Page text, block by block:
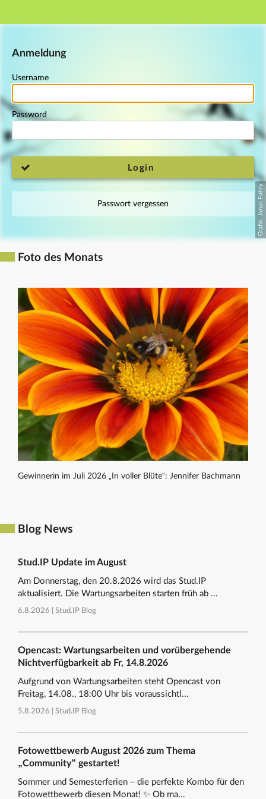
Main navigation
Anmeldung
Username
Password
Login
Passwort vergessen
Foto des Monats
Gewinnerin im Juli 2026 „In voller Blüte“: Jennifer Bachmann
Blog News
Stud.IP Update im August
Am Donnerstag, den 20.8.2026 wird das Stud.IP
aktualisiert. Die Wartungsarbeiten starten früh ab ...
6.8.2026 | Stud.IP Blog
Opencast: Wartungsarbeiten und vorübergehende
Nichtverfügbarkeit ab Fr, 14.8.2026
Aufgrund von Wartungsarbeiten steht Opencast von
Freitag, 14.08., 18:00 Uhr bis voraussichtl...
5.8.2026 | Stud.IP Blog
Fotowettbewerb August 2026 zum Thema
„Community“ gestartet!
Sommer und Semesterferien – die perfekte Kombo für den
Fotowettbewerb diesen Monat! ✨ Ob ma...